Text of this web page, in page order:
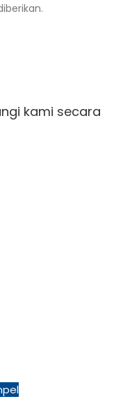
kami secara